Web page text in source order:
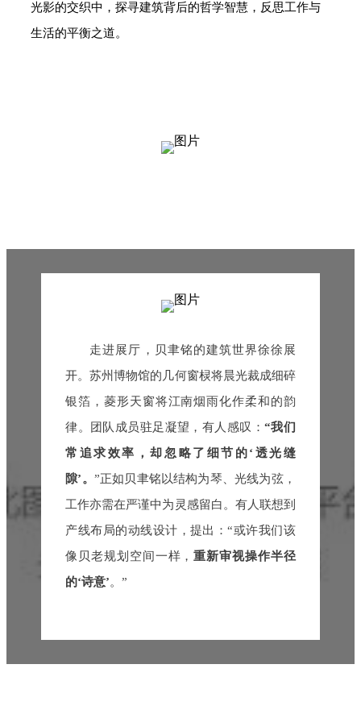
光影的交织中，探寻建筑背后的哲学智慧，反思工作与
生活的平衡之道。
走进展厅，贝聿铭的建筑世界徐徐展
开。苏州博物馆的几何窗棂将晨光裁成细碎
银箔，菱形天窗将江南烟雨化作柔和的韵
律。团队成员驻足凝望，有人感叹： “我们
常追求效率，却忽略了细节的‘透光缝
隙’。 ”正如贝聿铭以结构为琴、光线为弦，
工作亦需在严谨中为灵感留白。有人联想到
产线布局的动线设计，提出：“或许我们该
像贝老规划空间一样，重新审视操作半径
的‘诗意’。”